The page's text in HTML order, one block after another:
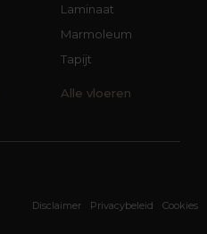
Laminaat
Marmoleum
Tapijt
Alle vloeren
Disclaimer Privacybeleid Cookies